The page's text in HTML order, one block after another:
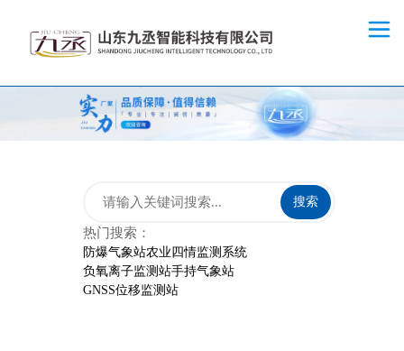
搜索
热门搜索：
防爆气象站农业四情监测系统
负氧离子监测站手持气象站
GNSS位移监测站